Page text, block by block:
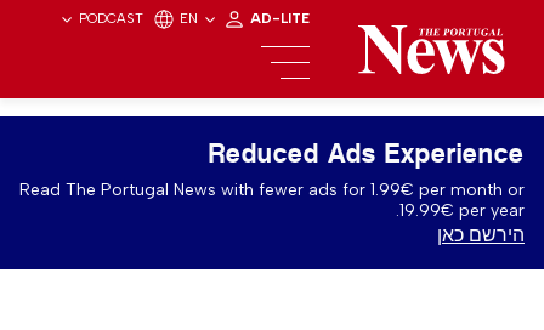
PODCAST EN AD-LITE
Reduced Ads Experience
Read The Portugal News with fewer ads for 1.99€ per month or
19.99€ per year.
הירשם כאן